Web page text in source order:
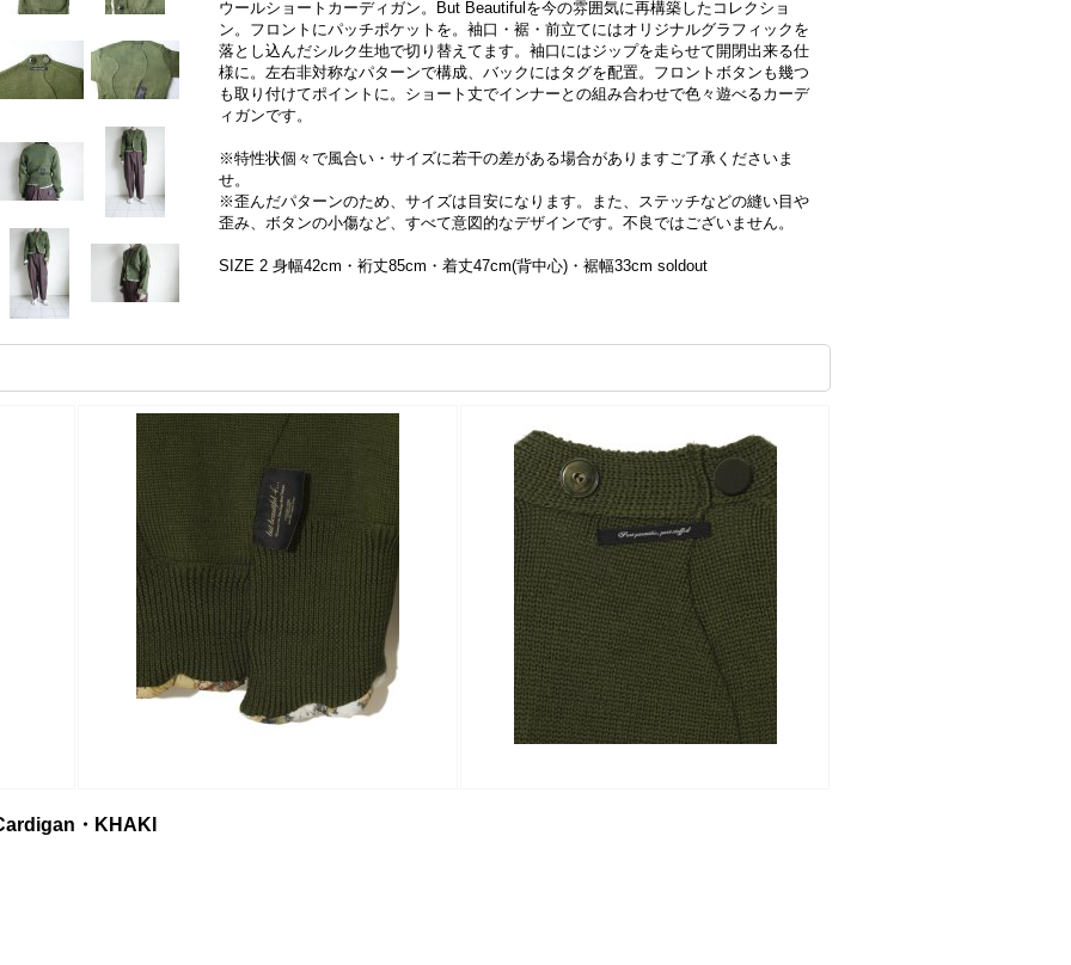
ウールショートカーディガン。But Beautifulを今の雰囲気に再構築したコレクショ
ン。フロントにパッチポケットを。袖口・裾・前立てにはオリジナルグラフィックを
落とし込んだシルク生地で切り替えてます。袖口にはジップを走らせて開閉出来る仕
様に。左右非対称なパターンで構成、バックにはタグを配置。フロントボタンも幾つ
も取り付けてポイントに。ショート丈でインナーとの組み合わせで色々遊べるカーデ
ィガンです。
※特性状個々で風合い・サイズに若干の差がある場合がありますご了承くださいま
せ。
※歪んだパターンのため、サイズは目安になります。また、ステッチなどの縫い目や
歪み、ボタンの小傷など、すべて意図的なデザインです。不良ではございません。
SIZE 2 身幅42cm・裄丈85cm・着丈47cm(背中心)・裾幅33cm soldout
・KHAKI